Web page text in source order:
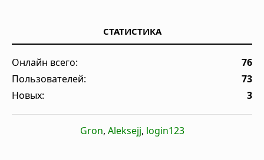
СТАТИСТИКА
Онлайн всего:
76
Пользователей:
73
Новых:
3
Gron, Aleksejj, login123